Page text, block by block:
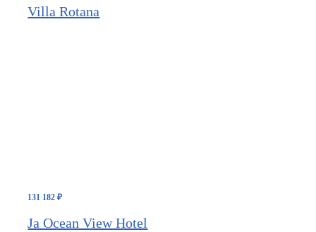
Villa Rotana
131 182₽
Ja Ocean View Hotel